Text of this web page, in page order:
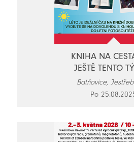
KNIHA NA
JEŠTĚ TENTO
Batňovice,
Po